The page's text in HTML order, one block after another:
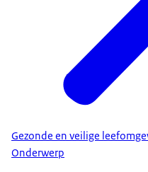
Gezonde en veilige
Onderwerp